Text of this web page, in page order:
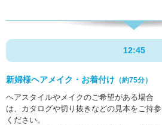
12:45
新婦様ヘアメイク・お着付け （約75分）
ヘアスタイルやメイクのご希望がある場合
は、カタログや切り抜きなどの見本をご持参
ください。